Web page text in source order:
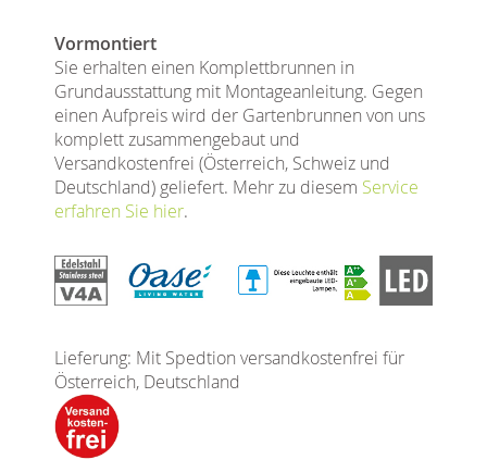
Vormontiert
Sie erhalten einen Komplettbrunnen in
Grundausstattung mit Montageanleitung. Gegen
einen Aufpreis wird der Gartenbrunnen von uns
komplett zusammengebaut und
Versandkostenfrei (Österreich, Schweiz und
Deutschland) geliefert. Mehr zu diesem Service
erfahren Sie hier.
Lieferung: Mit Spedtion versandkostenfrei für
Österreich, Deutschland